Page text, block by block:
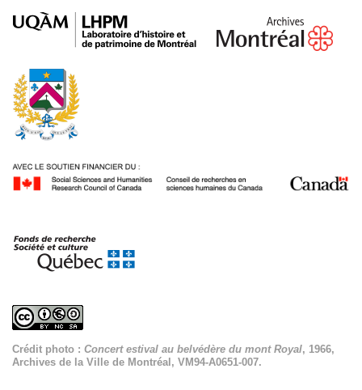
Crédit photo : Concert estival au belvédère du mont Royal, 1966,
Archives de la Ville de Montréal, VM94-A0651-007.